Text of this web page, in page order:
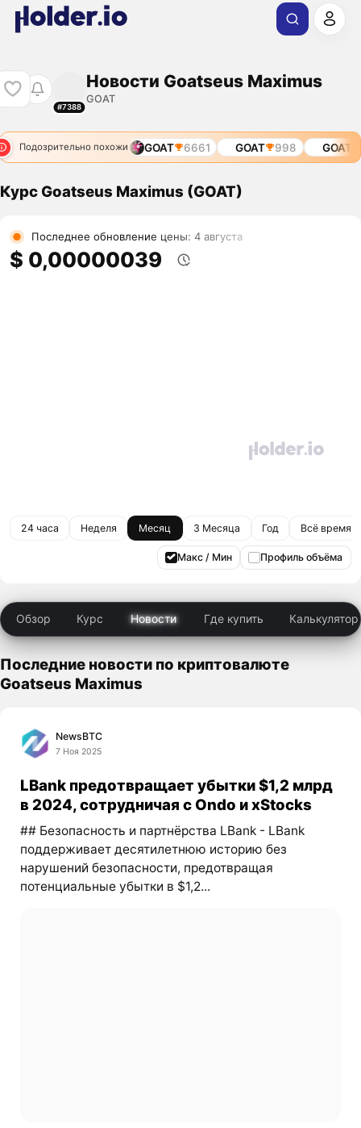
#7388
Новости Goatseus Maximus
GOAT
Подозрительно похожи
GOAT 9831 GOAT 6661 GOAT 998 GOAT
Курс Goatseus Maximus (GOAT)
Последнее обновление цены: 4 августа
$ 0,00000039
24 часа Неделя Месяц 3 Месяца Год Всё время
Макс / Мин Профиль объёма
Обзор Курс Новости Где купить Калькулятор
Последние новости по криптовалюте
Goatseus Maximus
NewsBTC
7 Ноя 2025
LBank предотвращает убытки $1,2 млрд
в 2024, сотрудничая с Ondo и xStocks
## Безопасность и партнёрства LBank - LBank
поддерживает десятилетнюю историю без
нарушений безопасности, предотвращая
потенциальные убытки в $1,2...